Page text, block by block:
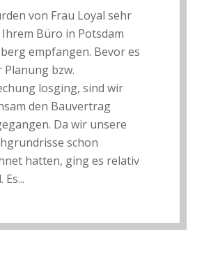
von Frau Loyal sehr
Büro in Potsdam
empfangen. Bevor es
Planung bzw.
losging, sind wir
den Bauvertrag
Da wir unsere
schon
hatten, ging es relativ
Es...